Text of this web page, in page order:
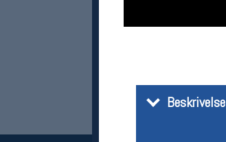
Beskrivelse